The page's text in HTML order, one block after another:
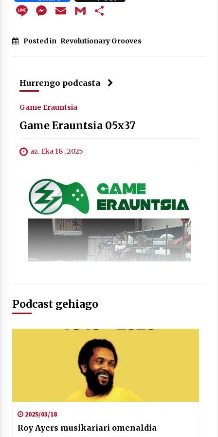
LineMessenger
EmailGmail
Posted in Revolutionary Grooves
Hurrengo podcasta
Game Erauntsia
Game Erauntsia 05x37
az. Eka 18 , 2025
Podcast gehiago
2025/03/18
Roy Ayers musikariari omenaldia